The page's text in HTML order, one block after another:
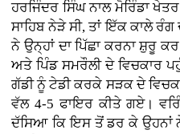
ਹਰਜਿੰਦਰ ਸਿੰਘ ਨਾਲ ਮੋਰਿੰਡਾ
ਸਾਹਿਬ ਨੇੜੇ ਸੀ, ਤਾਂ ਇੱਕ ਕਾਲੇ ਰੰਗ
ਨੇ ਉਨ੍ਹਾਂ ਦਾ ਪਿੱਛਾ ਕਰਨਾ ਸ਼ੁਰੂ
ਅਤੇ ਪਿੰਡ ਸਮਰੌਲੀ ਦੇ ਵਿਚਕਾਰ
ਗੱਡੀ ਨੂੰ ਟੇਡੀ ਕਰਕੇ ਸੜਕ ਦੇ
ਵੱਲ 4-5 ਫਾਇਰ ਕੀਤੇ ਗਏ।
ਦੱਸਿਆ ਕਿ ਇਸ ਤੋਂ ਡਰ ਕੇ ਉਹਨਾਂ